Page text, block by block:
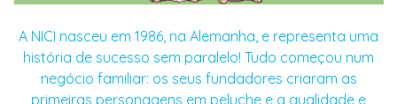
A NICI nasceu em 1986, na Alemanha, e representa uma
história de sucesso sem paralelo! Tudo começou num
negócio familiar: os seus fundadores criaram as
primeiras personagens em peluche e a qualidade e